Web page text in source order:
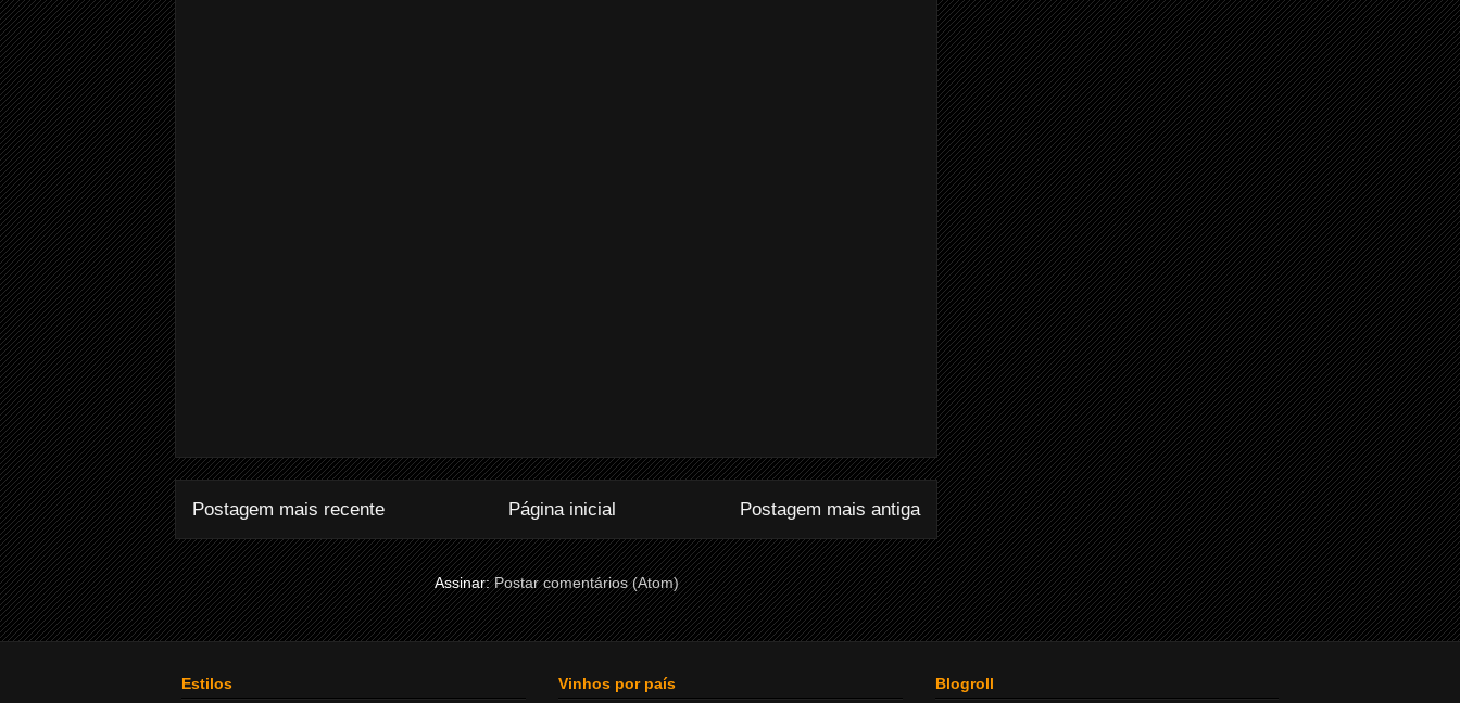
Postagem mais recente Postagem mais antiga
Página inicial
Assinar:Postar comentários (Atom)
Estilos Vinhos por país Blogroll